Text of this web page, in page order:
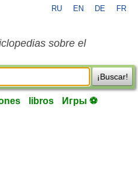
RU EN DE FR
sobre el
¡Buscar!
libros Игры ⚽